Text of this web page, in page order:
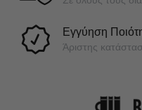
Εγγύηση
Άριστης